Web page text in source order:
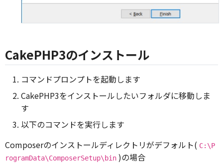
CakePHP3のインストール
コマンドプロンプトを起動します
CakePHP3をインストールしたいフォルダに移動しま
す
以下のコマンドを実行します
Composerのインストールディレクトリがデフォルト( C:\P
rogramData\ComposerSetup\bin )の場合